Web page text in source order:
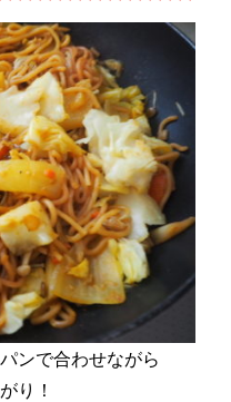
ンで合わせながら
り！